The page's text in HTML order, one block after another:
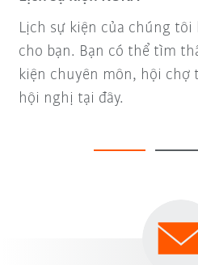
Lịch sự kiện của chúng tôi
cho bạn. Bạn có thể tìm
kiện chuyên môn, hội chợ
hội nghị tại đây.